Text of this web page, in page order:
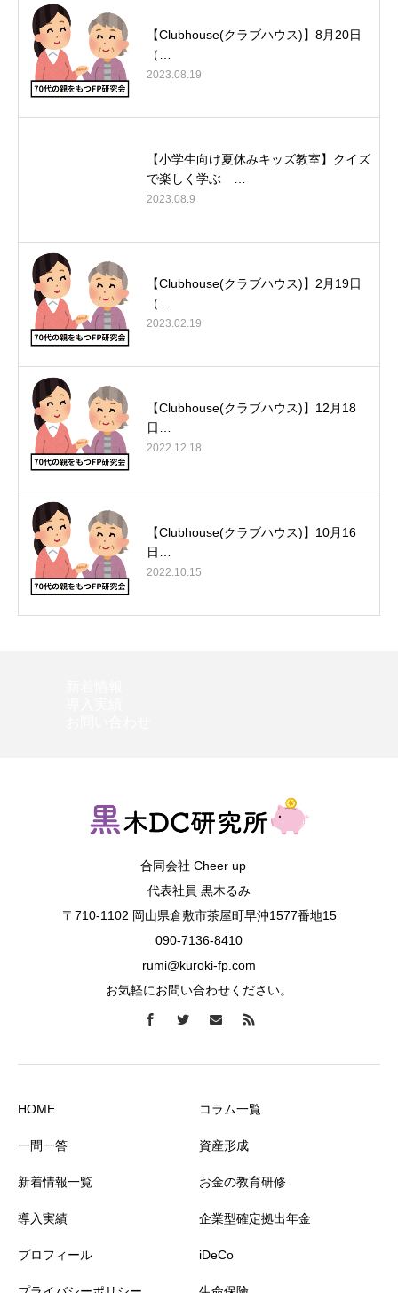
【Clubhouse(クラブハウス)】8月20日
（…
2023.08.19
【小学生向け夏休みキッズ教室】クイズ
で楽しく学ぶ …
2023.08.9
【Clubhouse(クラブハウス)】2月19日
（…
2023.02.19
【Clubhouse(クラブハウス)】12月18
日…
2022.12.18
【Clubhouse(クラブハウス)】10月16
日…
2022.10.15
合同会社 Cheer up
代表社員 黒木るみ
〒710-1102 岡山県倉敷市茶屋町早沖1577番地15
090-7136-8410
rumi@kuroki-fp.com
お気軽にお問い合わせください。
HOME
一問一答
新着情報一覧
導入実績
プロフィール
コラム一覧
資産形成
お金の教育研修
企業型確定拠出年金
iDeCo